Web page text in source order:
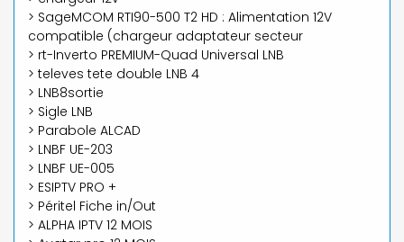
> SageMCOM RTI90-500 T2 HD : Alimentation 12V
compatible (chargeur adaptateur secteur
> rt-Inverto PREMIUM-Quad Universal LNB
> televes tete double LNB 4
> LNB8sortie
> Sigle LNB
> Parabole ALCAD
> LNBF UE-203
> LNBF UE-005
> ESIPTV PRO +
> Péritel Fiche in/Out
> ALPHA IPTV 12 MOIS